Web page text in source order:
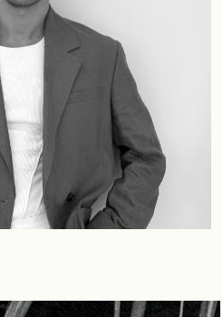
Можно смотреть
с телефона, планшета
или компьютера